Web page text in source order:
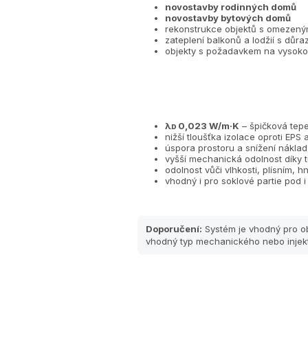
novostavby rodinných domů
novostavby bytových domů
rekonstrukce objektů s
zateplení balkonů a lodžií s
objekty s požadavkem na
λᴅ 0,023 W/m·K – špičková
nižší tloušťka izolace oproti EPS
úspora prostoru a snížení
vyšší mechanická odolnost díky
odolnost vůči vlhkosti, plísním,
vhodný i pro soklové partie pod
Doporučení: Systém je vhodný pro
vhodný typ mechanického nebo